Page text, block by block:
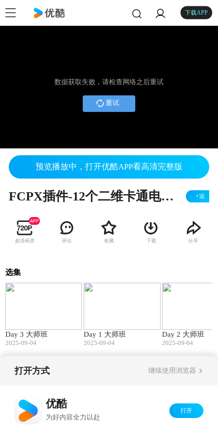
下载APP
数据获取失败，请检查网络之后重试
重试
预览播放中，打开优酷APP看高清完整版
FCPX插件-12个二维卡通电流闪电MG动画元素 +追
超清画质 评论 收藏 下载 分享
选集
Day 3 大师班
2025-09-04
Day 1 大师班
2025-09-04
Day 2 大师班
2025-09-04
打开方式 继续使用浏览器
优酷
为好内容全力以赴
打开